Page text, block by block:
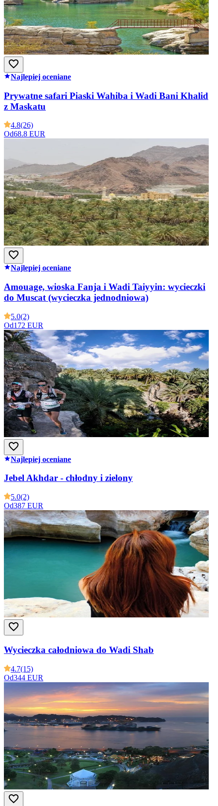
Najlepiej oceniane
Prywatne safari Piaski Wahiba i Wadi Bani Khalid
z Maskatu
4.8(26)
Od68.8 EUR
Najlepiej oceniane
Amouage, wioska Fanja i Wadi Taiyyin: wycieczki
do Muscat (wycieczka jednodniowa)
5.0(2)
Od172 EUR
Najlepiej oceniane
Jebel Akhdar - chłodny i zielony
5.0(2)
Od387 EUR
Wycieczka całodniowa do Wadi Shab
4.7(15)
Od344 EUR